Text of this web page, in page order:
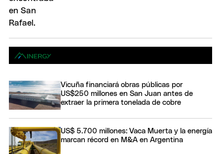
Vicuña financiará obras públicas por
US$250 millones en San Juan antes de
extraer la primera tonelada de cobre
US$ 5.700 millones: Vaca Muerta y la energía
marcan récord en M&A en Argentina